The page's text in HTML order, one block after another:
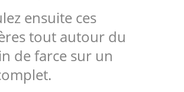
ensuite ces
tout autour du
de farce sur un